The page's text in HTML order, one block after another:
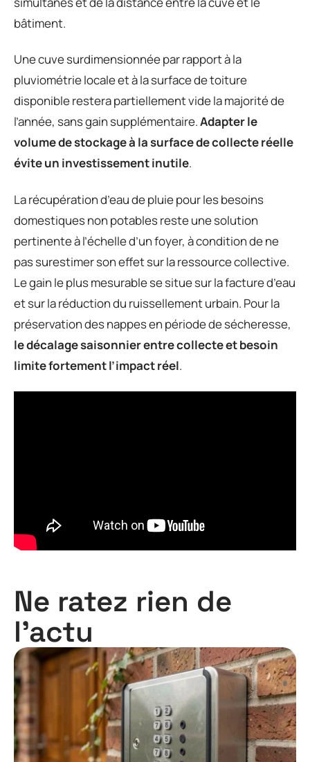
bâtiment.
Une cuve surdimensionnée par rapport à la
pluviométrie locale et à la surface de toiture
disponible restera partiellement vide la majorité de
l’année, sans gain supplémentaire.Adapter le
volume de stockage à la surface de collecte réelle
évite un investissement inutile.
La récupération d’eau de pluie pour les besoins
domestiques non potables reste une solution
pertinente à l’échelle d’un foyer, à condition de ne
pas surestimer son effet sur la ressource collective.
Le gain le plus mesurable se situe sur la facture d’eau
et sur la réduction du ruissellement urbain. Pour la
préservation des nappes en période de sécheresse,
le décalage saisonnier entre collecte et besoin
limite fortement l’impact réel.
Ne ratez rien de
l'actu